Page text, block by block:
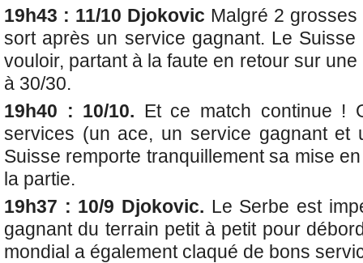
19h43 : 11/10 Djokovic Malgré 2
sort après un service gagnant. Le
vouloir, partant à la faute en retour sur
à 30/30.
19h40 : 10/10. Et ce match continue !
services (un ace, un service gagnant et
Suisse remporte tranquillement sa mise
la partie.
19h37 : 10/9 Djokovic. Le Serbe est
gagnant du terrain petit à petit pour
mondial a également claqué de bons